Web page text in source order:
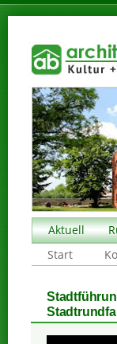
Aktuell
Start